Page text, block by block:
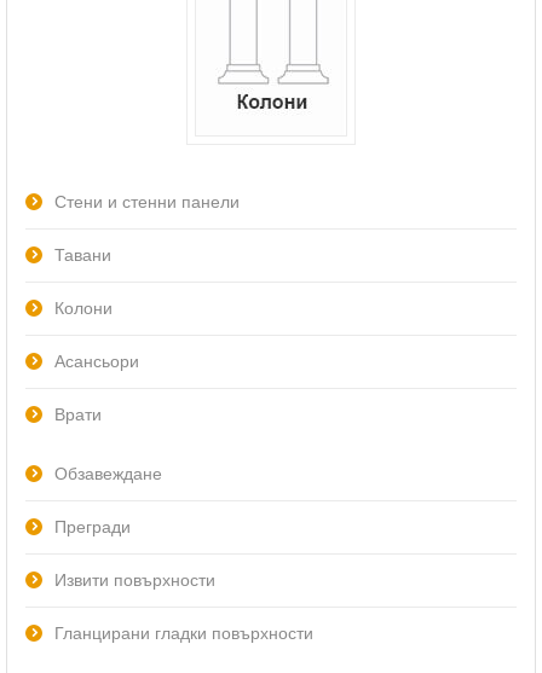
Стени и стенни панели
Тавани
Колони
Асансьори
Врати
Обзавеждане
Прегради
Извити повърхности
Гланцирани гладки повърхности